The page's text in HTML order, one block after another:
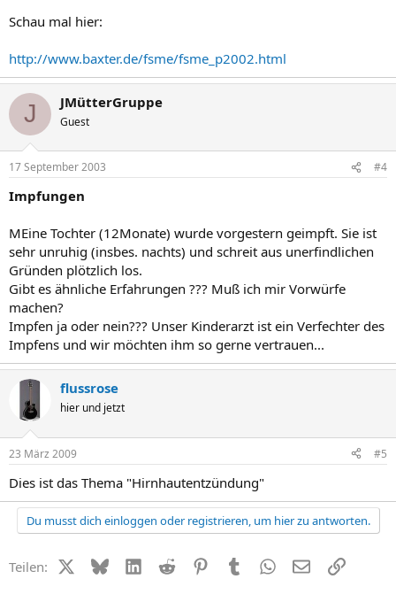
Schau mal hier:
http://www.baxter.de/fsme/fsme_p2002.html
J JMütterGruppe
Guest
17 September 2003 #4
Impfungen
MEine Tochter (12Monate) wurde vorgestern geimpft. Sie ist
sehr unruhig (insbes. nachts) und schreit aus unerfindlichen
Gründen plötzlich los.
Gibt es ähnliche Erfahrungen ??? Muß ich mir Vorwürfe
machen?
Impfen ja oder nein??? Unser Kinderarzt ist ein Verfechter des
Impfens und wir möchten ihm so gerne vertrauen...
flussrose
hier und jetzt
23 März 2009 #5
Dies ist das Thema "Hirnhautentzündung"
Du musst dich einloggen oder registrieren, um hier zu antworten.
Teilen: X (Twitter)
BlueskyLinkedIn
Reddit PinterestTumblr WhatsApp
E-MailLink